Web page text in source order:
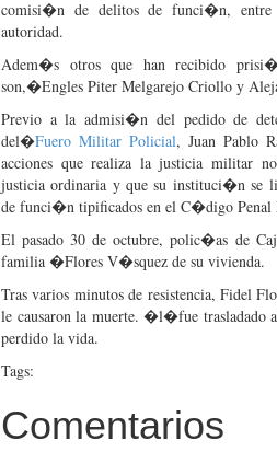
comisi�n de delitosdefunci�n,entre
autoridad.
Adem�s otros que han recibido
son,�Engles Piter Melgarejo Criollo y
Previo a laadmisi�n del pedidode
del�Fuero Militar Policial, Juan Pablo
acciones que realiza lajusticia militar
justicia ordinaria yque su instituci�nse
de funci�n tipificados en el C�digo Penal
Elpasado 30 deoctubre,polic�as de
familia �Flores V�squez de su vivienda.
Tras varios minutosde resistencia, Fidel
le causaronla muerte.�l�fue trasladado
perdido la vida.
Tags:
Comentarios